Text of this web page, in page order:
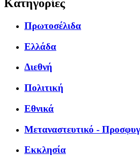
Κατηγορίες
Πρωτοσέλιδα
Ελλάδα
Διεθνή
Πολιτική
Εθνικά
Μεταναστευτικό -
Εκκλησία